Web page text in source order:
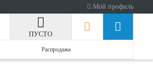
Мой профиль
ПУСТО
Распродажа